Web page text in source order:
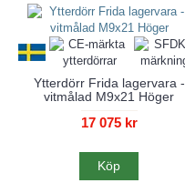
Ytterdörr Frida lagervara -
vitmålad M9x21 Höger
17 075 kr
Köp